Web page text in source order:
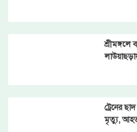
শ্রীমঙ্গলে
ট্রেনের
মৃত্যু,